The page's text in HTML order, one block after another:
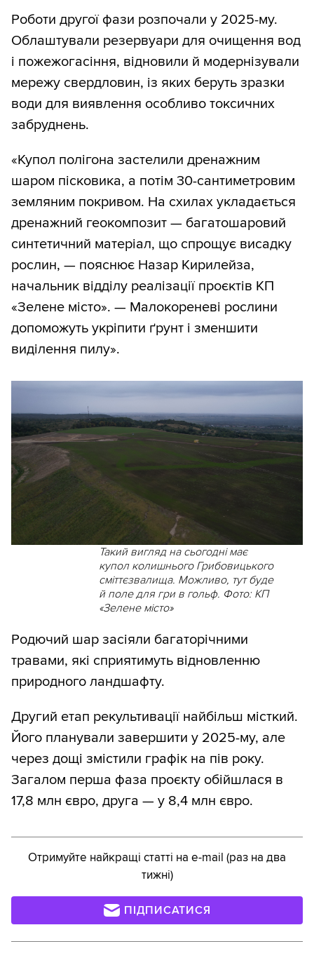
Роботи другої фази розпочали у 2025-му.
Облаштували резервуари для очищення вод
і пожежогасіння, відновили й модернізували
мережу свердловин, із яких беруть зразки
води для виявлення особливо токсичних
забруднень.
«Купол полігона застелили дренажним
шаром пісковика, а потім 30-сантиметровим
земляним покривом. На схилах укладається
дренажний геокомпозит — багатошаровий
синтетичний матеріал, що спрощує висадку
рослин, — пояснює Назар Кирилейза,
начальник відділу реалізації проєктів КП
«Зелене місто». — Малокореневі рослини
допоможуть укріпити ґрунт і зменшити
виділення пилу».
Такий вигляд на сьогодні має
купол колишнього Грибовицького
сміттєзвалища. Можливо, тут буде
й поле для гри в гольф. Фото: КП
«Зелене місто»
Родючий шар засіяли багаторічними
травами, які сприятимуть відновленню
природного ландшафту.
Другий етап рекультивації найбільш місткий.
Його планували завершити у 2025-му, але
через дощі змістили графік на пів року.
Загалом перша фаза проєкту обійшлася в
17,8 млн євро, друга — у 8,4 млн євро.
Отримуйте найкращі статті на e-mail (раз на два
тижні)
ПІДПИСАТИСЯ